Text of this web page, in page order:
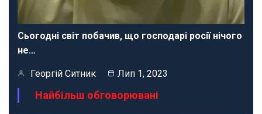
Сьогодні світ побачив, що господарі росії нічого
не…
Георгій Ситник Лип 1, 2023
Найбільш обговорювані